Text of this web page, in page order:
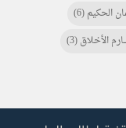
الحكيم(6)
الأخلاق(3)